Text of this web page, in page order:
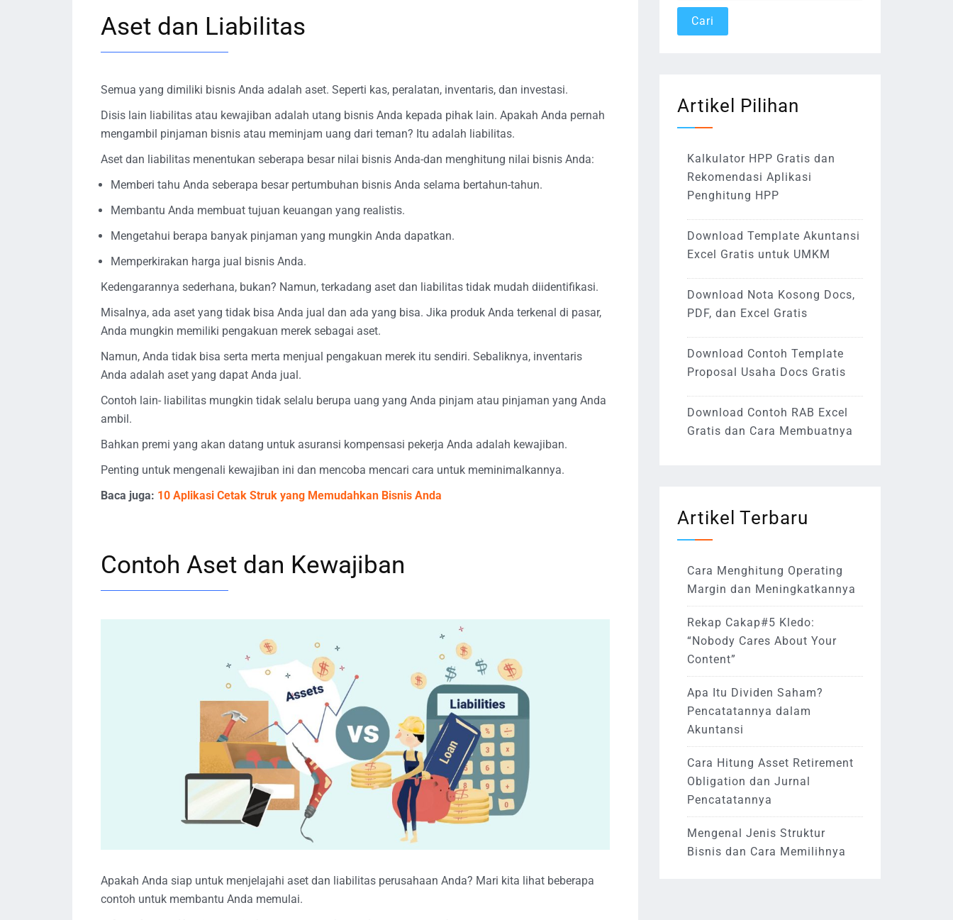
Aset dan Liabilitas
Semua yang dimiliki bisnis Anda adalah aset. Seperti kas, peralatan, inventaris, dan investasi.
Disis lain liabilitas atau kewajiban adalah utang bisnis Anda kepada pihak lain. Apakah Anda pernah
mengambil pinjaman bisnis atau meminjam uang dari teman? Itu adalah liabilitas.
Aset dan liabilitas menentukan seberapa besar nilai bisnis Anda-dan menghitung nilai bisnis Anda:
Memberi tahu Anda seberapa besar pertumbuhan bisnis Anda selama bertahun-tahun.
Membantu Anda membuat tujuan keuangan yang realistis.
Mengetahui berapa banyak pinjaman yang mungkin Anda dapatkan.
Memperkirakan harga jual bisnis Anda.
Kedengarannya sederhana, bukan? Namun, terkadang aset dan liabilitas tidak mudah diidentifikasi.
Misalnya, ada aset yang tidak bisa Anda jual dan ada yang bisa. Jika produk Anda terkenal di pasar,
Anda mungkin memiliki pengakuan merek sebagai aset.
Namun, Anda tidak bisa serta merta menjual pengakuan merek itu sendiri. Sebaliknya, inventaris
Anda adalah aset yang dapat Anda jual.
Contoh lain- liabilitas mungkin tidak selalu berupa uang yang Anda pinjam atau pinjaman yang Anda
ambil.
Bahkan premi yang akan datang untuk asuransi kompensasi pekerja Anda adalah kewajiban.
Penting untuk mengenali kewajiban ini dan mencoba mencari cara untuk meminimalkannya.
Baca juga: 10 Aplikasi Cetak Struk yang Memudahkan Bisnis Anda
Contoh Aset dan Kewajiban
Apakah Anda siap untuk menjelajahi aset dan liabilitas perusahaan Anda? Mari kita lihat beberapa
contoh untuk membantu Anda memulai.
Artikel Pilihan
Kalkulator HPP Gratis dan
Rekomendasi Aplikasi
Penghitung HPP
Download Template Akuntansi
Excel Gratis untuk UMKM
Download Nota Kosong Docs,
PDF, dan Excel Gratis
Download Contoh Template
Proposal Usaha Docs Gratis
Download Contoh RAB Excel
Gratis dan Cara Membuatnya
Artikel Terbaru
Cara Menghitung Operating
Margin dan Meningkatkannya
Rekap Cakap#5 Kledo:
“Nobody Cares About Your
Content”
Apa Itu Dividen Saham?
Pencatatannya dalam
Akuntansi
Cara Hitung Asset Retirement
Obligation dan Jurnal
Pencatatannya
Mengenal Jenis Struktur
Bisnis dan Cara Memilihnya